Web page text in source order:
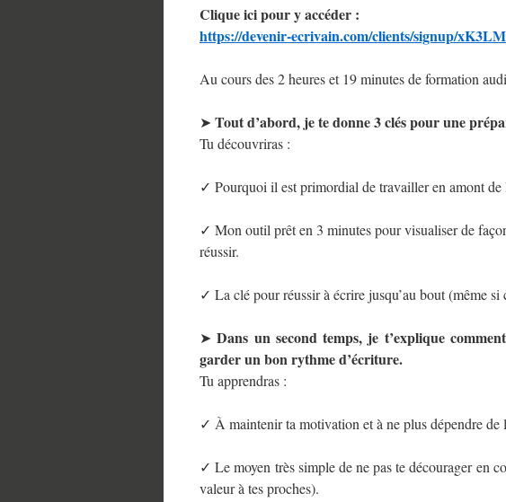
Clique ici pour y accéder :
https://devenir-ecrivain.com/clients/signup/
Au cours des 2 heures et 19 minutes de formation
➤ Tout d’abord, je te donne 3 clés pour une
Tu découvriras :
✓ Pourquoi il est primordial de travailler en amont de
✓ Mon outil prêt en 3 minutes pour visualiser de
réussir.
✓ La clé pour réussir à écrire jusqu’au bout (même
➤Dans un second temps, je t’explique
garder un bon rythme d’écriture.
Tu apprendras :
✓ À maintenir ta motivation et à ne plus dépendre de
✓ Le moyen très simple de ne pas te décourager en
valeur à tes proches).